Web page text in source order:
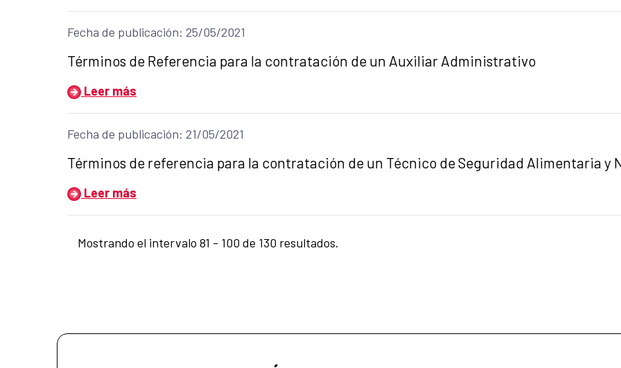
Fecha de publicación: 25/05/2021
Título del anuncio:
Términos de Referencia para la contratación de un Auxiliar Administrativo
Leer más
Fecha de publicación: 21/05/2021
Título del anuncio:
Términos de referencia para la contratación de un Técnico de Seguridad Alimentaria y
Leer más
Mostrando el intervalo 81 - 100 de 130 resultados.